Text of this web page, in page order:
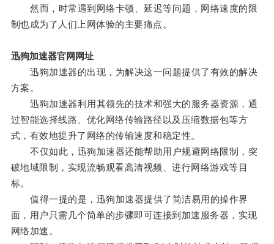
然而，时常遇到网络卡顿、延迟等问题，网络速度的限
制也成为了人们上网体验的主要痛点。
迅狗加速器官网网址
迅狗加速器的出现，为解决这一问题提供了有效的解决
方案。
迅狗加速器利用其领先的技术和强大的服务器资源，通
过智能选择线路、优化网络传输路径以及压缩数据包等方
式，有效地提升了网络的传输速度和稳定性。
不仅如此，迅狗加速器还能帮助用户规避网络限制，突
破地域限制，实现流畅观看高清视频、进行网络游戏等目
标。
值得一提的是，迅狗加速器提供了简洁易用的操作界
面，用户只需几个简单的步骤即可连接到加速服务器，实现
网络加速。